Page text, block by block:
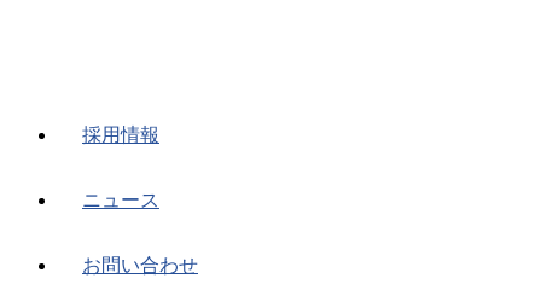
採用情報
ニュース
お問い合わせ